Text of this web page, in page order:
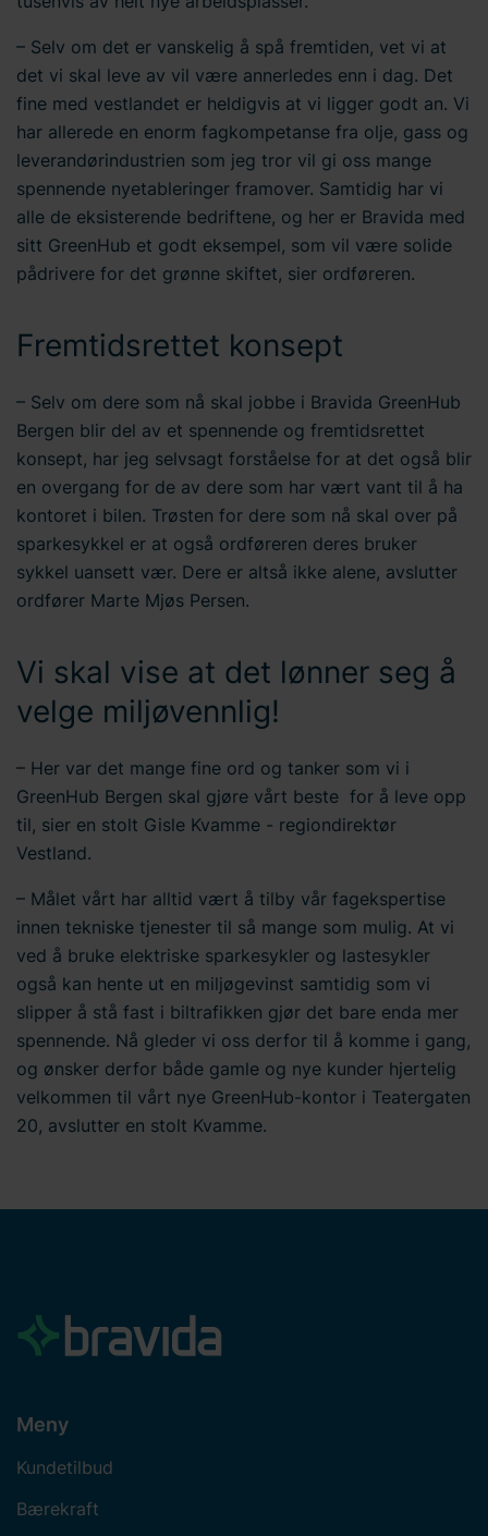
informasjonskapsler her på nettstedet vårt. I tillegg finner
du informasjon om hvordan du kontakter oss og hvordan
vi behandler
personopplysninger
. Skriv inn din
samtykke-ID og datoen du kontaktet oss angående
– Selv om det er vanskelig å spå fremtiden, vet vi at
det vi skal leve av vil være annerledes enn i dag. Det
fine med vestlandet er heldigvis at vi ligger godt an. Vi
har allerede en enorm fagkompetanse fra olje, gass og
leverandørindustrien som jeg tror vil gi oss mange
spennende nyetableringer framover. Samtidig har vi
alle de eksisterende bedriftene, og her er Bravida med
sitt GreenHub et godt eksempel, som vil være solide
pådrivere for det grønne skiftet, sier ordføreren.
Fremtidsrettet konsept
– Selv om dere som nå skal jobbe i Bravida GreenHub
Bergen blir del av et spennende og fremtidsrettet
konsept, har jeg selvsagt forståelse for at det også blir
en overgang for de av dere som har vært vant til å ha
kontoret i bilen. Trøsten for dere som nå skal over på
sparkesykkel er at også ordføreren deres bruker
sykkel uansett vær. Dere er altså ikke alene, avslutter
ordfører Marte Mjøs Persen.
Vi skal vise at det lønner seg å
velge miljøvennlig!
– Her var det mange fine ord og tanker som vi i
GreenHub Bergen skal gjøre vårt beste for å leve opp
til, sier en stolt Gisle Kvamme - regiondirektør
Vestland.
– Målet vårt har alltid vært å tilby vår fagekspertise
innen tekniske tjenester til så mange som mulig. At vi
ved å bruke elektriske sparkesykler og lastesykler
også kan hente ut en miljøgevinst samtidig som vi
slipper å stå fast i biltrafikken gjør det bare enda mer
spennende. Nå gleder vi oss derfor til å komme i gang,
og ønsker derfor både gamle og nye kunder hjertelig
velkommen til vårt nye GreenHub-kontor i Teatergaten
20, avslutter en stolt Kvamme.
Meny
Kundetilbud
Bærekraft